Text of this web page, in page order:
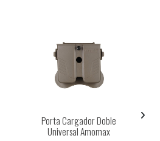
Porta Cargador Doble
Universal Amomax